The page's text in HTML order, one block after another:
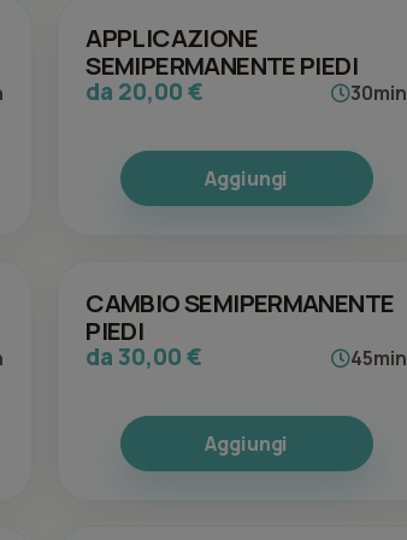
APPLICAZIONE
SEMIPERMANENTE PIEDI
da 20,00 € 30min
Aggiungi
CAMBIO SEMIPERMANENTE
PIEDI
da 30,00 € 45min
Aggiungi